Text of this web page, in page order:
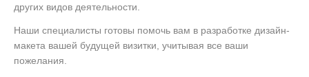
других видов деятельности.
Наши специалисты готовы помочь вам в разработке дизайн-
макета вашей будущей визитки, учитывая все ваши
пожелания.